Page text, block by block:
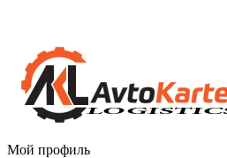
Мой профиль